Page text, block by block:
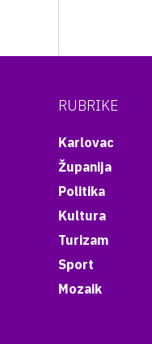
RUBRIKE
Karlovac
Županija
Politika
Kultura
Turizam
Sport
Mozaik